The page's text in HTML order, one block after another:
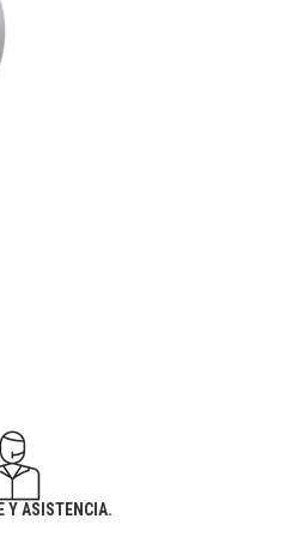
Y ASISTENCIA.